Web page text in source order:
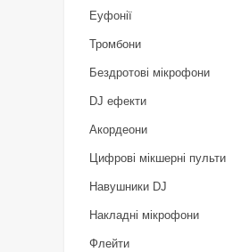
Еуфонії
Тромбони
Бездротові мікрофони
DJ ефекти
Акордеони
Цифрові мікшерні пульти
Навушники DJ
Накладні мікрофони
Флейти